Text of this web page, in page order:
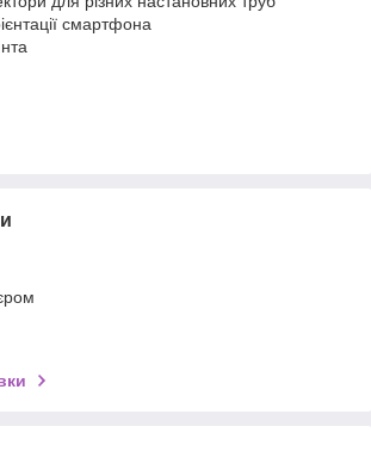
смартфона